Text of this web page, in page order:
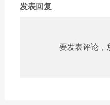
发表回复
要发表评论，